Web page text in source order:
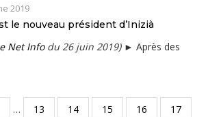
2019
le nouveau président d’Inizià
Net Infodu 26 juin 2019)► Après des
… Page
13 Page
14 Page
15 Page
16 Page
17